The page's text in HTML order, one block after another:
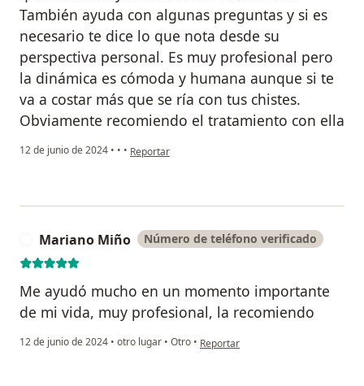
También ayuda con algunas preguntas y si es
necesario te dice lo que nota desde su
perspectiva personal. Es muy profesional pero
la dinámica es cómoda y humana aunque si te
va a costar más que se ría con tus chistes.
Obviamente recomiendo el tratamiento con ella
12 de junio de 2024 • • • en opinión del usuario Lucia
Reportar
Mariano Miño Número de teléfono verificado
Me ayudó mucho en un momento importante
de mi vida, muy profesional, la recomiendo
12 de junio de 2024 • otro lugar • Otro • en opinión del usuario Mariano Miño
Reportar